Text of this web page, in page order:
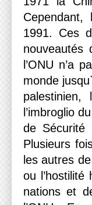
1991. Ces
nouveautés
l’ONU n’a
monde
l’imbroglio
de Sécurité
Plusieurs
les autres
ou
nations et